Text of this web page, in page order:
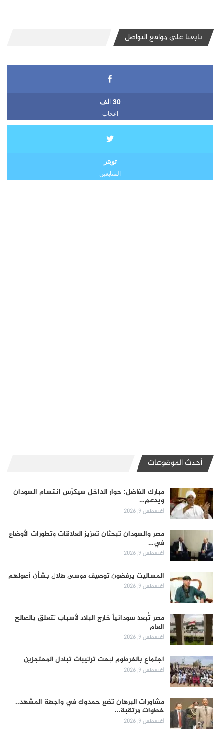
تابعنا على مواقع التواصل
30 الف
اعجاب
تويتر
المتابعين
أحدث الموضوعات
مبارك الفاضل: حوار الداخل سيكرّس انقسام السودان
ويدعم…
أغسطس 9, 2026
مصر والسودان تبحثان تعزيز العلاقات وتطورات الأوضاع
في…
أغسطس 9, 2026
المساليت يرفضون توصيف موسى هلال بشأن أصولهم
أغسطس 9, 2026
مصر تُبعد سودانياً خارج البلاد لأسباب تتعلق بالصالح
العام
أغسطس 9, 2026
اجتماع بالخرطوم لبحث ترتيبات تبادل المحتجزين
أغسطس 9, 2026
مشاورات البرهان تضع حمدوك في واجهة المشهد..
خطوات مرتقبة…
أغسطس 9, 2026